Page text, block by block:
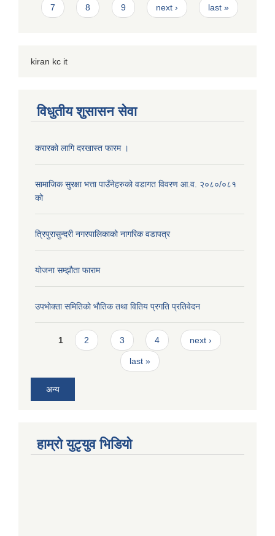
7 8 9 next › last »
kiran kc it
विधुतीय शुसासन सेवा
करारको लागि दरखास्त फारम ।
सामाजिक सुरक्षा भत्ता पाउँनेहरुको वडागत विवरण आ.व. २०८०/०८१
को
त्रिपुरासुन्दरी नगरपालिकाको नागरिक वडापत्र
याेजना सम्झौता फाराम
उपभाेक्ता समितिकाे भाैतिक तथा वितिय प्रगति प्रतिवेदन
Pages
1 2 3 4 next ›
last »
अन्य
हाम्राे युटृयुव भिडियाे